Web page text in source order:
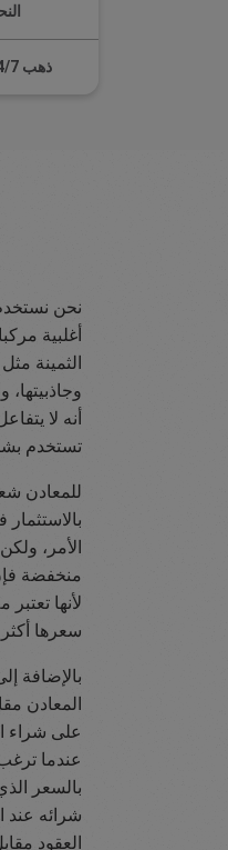
ذهب 24/7 (G24)
نحن
أغلبية
الثمينة
أنه لا
تستخدم
للمعادن
الأمر،
منخفضة
لأنها
سعرها
بالإضافة
المعادن
على شراء
عندما
بالسعر
شرائه عند
العقود